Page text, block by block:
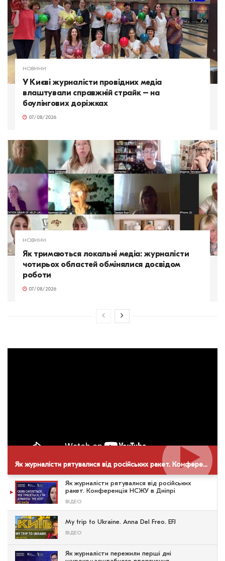
НОВИНИ
У Києві журналісти провідних медіа
влаштували справжній страйк – на
боулінгових доріжках
07/08/2026
НОВИНИ
Як тримаються локальні медіа: журналісти
чотирьох областей обмінялися досвідом
роботи
07/08/2026
Як журналісти рятувалися від російських ракет. Конференція НСЖУ в Дніпрі
Як журналісти рятувалися від російських
ракет. Конференція НСЖУ в Дніпрі
ВІДЕО
My trip to Ukraine. Anna Del Freo. EFJ
ВІДЕО
Як журналісти пережили перші дні